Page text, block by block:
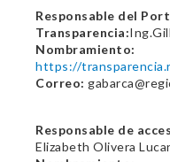
Responsable del
Transparencia:
Nombramiento:
https://
Correo:
Responsable de
Elizabeth Olivera